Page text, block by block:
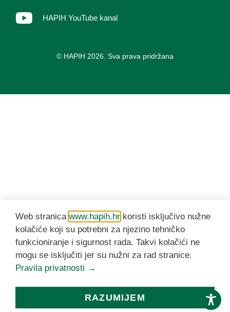
HAPIH YouTube kanal
© HAPIH 2026. Sva prava pridržana
Web stranica www.hapih.hr koristi isključivo nužne
kolačiće koji su potrebni za njezino tehničko
funkcioniranje i sigurnost rada. Takvi kolačići ne
mogu se isključiti jer su nužni za rad stranice.
Pravila privatnosti →
RAZUMIJEM